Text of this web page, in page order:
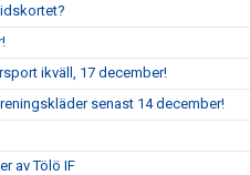
ikväll, 17 december!
senast 14 december!
av Tölö IF